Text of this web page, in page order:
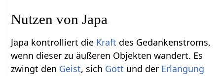
Nutzen von Japa
Japa kontrolliert die Kraft des Gedankenstroms,
wenn dieser zu äußeren Objekten wandert. Es
zwingt den Geist, sich Gott und der Erlangung